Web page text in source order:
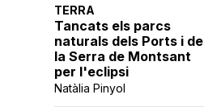
TERRA
Tancats els parcs
naturals dels Ports i de
la Serra de Montsant
per l'eclipsi
Natàlia Pinyol